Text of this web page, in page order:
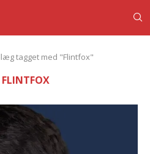
tagget med "Flintfox"
FLINTFOX